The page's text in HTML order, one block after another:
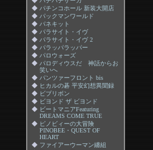
◆ パチンコホール 新装大開店
◆ パックマンワールド
◆ パネキット
◆ パラサイト・イヴ
◆ パラサイト・イヴ 2
◆ パラッパラッパー
◆ パロウォーズ
◆ パロディウスだ 神話からお
笑いへ
◆ パンツァーフロント bis
◆ ヒカルの碁 平安幻想異聞録
◆ ビブリボン
◆ ビヨンド ザ ビヨンド
◆ ビートマニアFeaturing
DREAMS COME TRUE
◆ ピノビィーの大冒険
PINOBEE・QUEST OF
HEART
◆ ファイアーウーマン纏組